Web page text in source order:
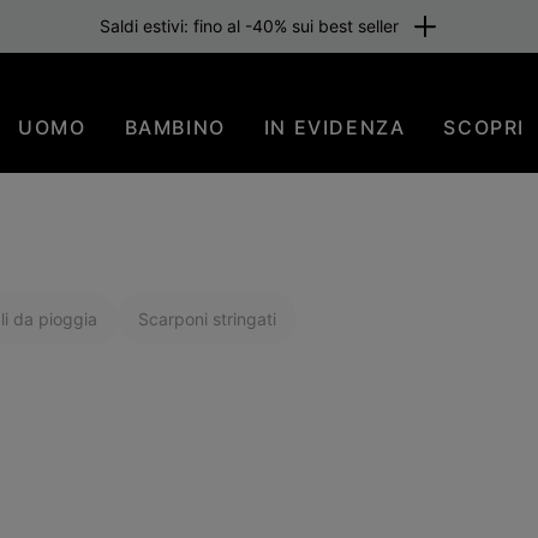
Saldi estivi: fino al -40% sui best seller
UOMO BAMBINO IN EVIDENZA SCOPRI
da pioggia Scarponi stringati